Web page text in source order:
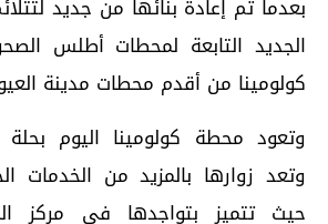
بعدما تم إعادة بنائها من جديد
الجديد التابعة لمحطات أطلس
كولومينا من أقدم محطات مدينة
وتعود محطة كولومينا اليوم
وتعد زوارها بالمزيد من الخدمات
حيث تتميز بتواجدها في مركز